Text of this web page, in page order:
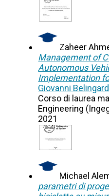
Zaheer
Management of
Autonomous
Implementation
Giovanni
Corso di laurea
Engineering
2021
Michael
parametri di